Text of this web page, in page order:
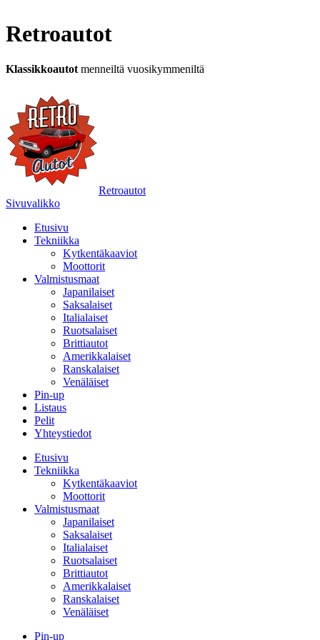
Retroautot
Klassikkoautot menneiltä vuosikymmeniltä
Retroautot
Sivuvalikko
Etusivu
Tekniikka
Kytkentäkaaviot
Moottorit
Valmistusmaat
Japanilaiset
Saksalaiset
Italialaiset
Ruotsalaiset
Brittiautot
Amerikkalaiset
Ranskalaiset
Venäläiset
Pin-up
Listaus
Pelit
Yhteystiedot
Etusivu
Tekniikka
Kytkentäkaaviot
Moottorit
Valmistusmaat
Japanilaiset
Saksalaiset
Italialaiset
Ruotsalaiset
Brittiautot
Amerikkalaiset
Ranskalaiset
Venäläiset
Pin-up